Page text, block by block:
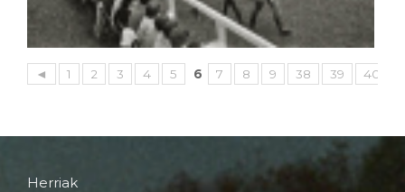
◄ 1 2 3 4 5 6 7 8 9 38 39 40
Herriak